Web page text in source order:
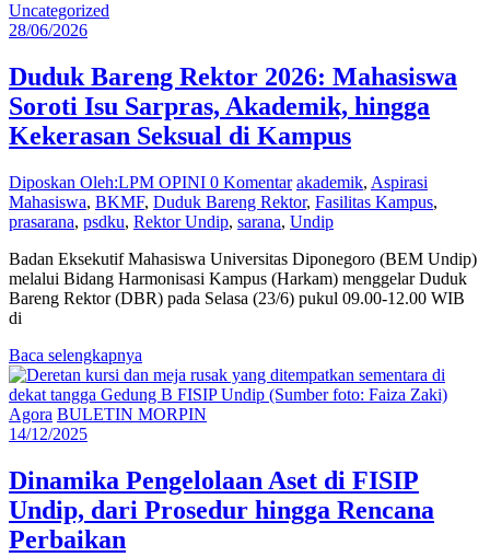
Uncategorized
28/06/2026
Duduk Bareng Rektor 2026: Mahasiswa
Soroti Isu Sarpras, Akademik, hingga
Kekerasan Seksual di Kampus
Diposkan Oleh:LPM OPINI 0 Komentar akademik, Aspirasi
Mahasiswa, BKMF, Duduk Bareng Rektor, Fasilitas Kampus,
prasarana, psdku, Rektor Undip, sarana, Undip
Badan Eksekutif Mahasiswa Universitas Diponegoro (BEM Undip)
melalui Bidang Harmonisasi Kampus (Harkam) menggelar Duduk
Bareng Rektor (DBR) pada Selasa (23/6) pukul 09.00-12.00 WIB
di
Baca selengkapnya
Agora BULETIN MORPIN
14/12/2025
Dinamika Pengelolaan Aset di FISIP
Undip, dari Prosedur hingga Rencana
Perbaikan